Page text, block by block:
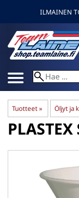
ILMAINEN
Tuotteet‪» Öljyt ja
PLASTEX